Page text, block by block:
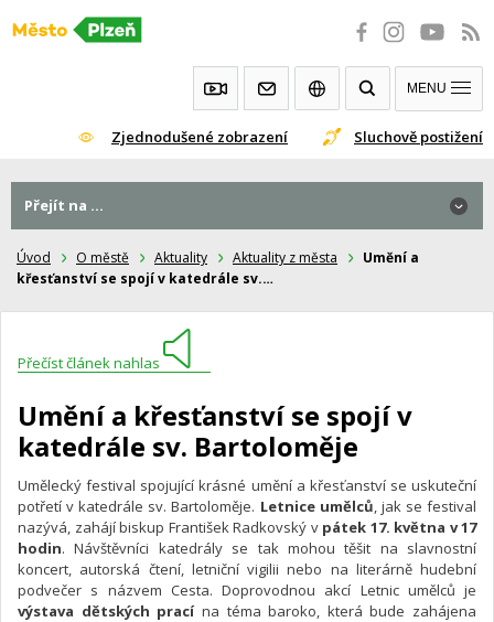
Přeskočit
Zjednodušené zobrazení Sluchově postižení
MENU
Úvod O městě Aktuality Aktuality z města
Umění a
křesťanství se spojí v katedrále sv.…
Přečíst článek nahlas
Umění a křesťanství se spojí v
katedrále sv. Bartoloměje
Umělecký festival spojující krásné umění a křesťanství se uskuteční
potřetí v katedrále sv. Bartoloměje. Letnice umělců, jak se festival
nazývá, zahájí biskup František Radkovský v pátek 17. května v 17
hodin. Návštěvníci katedrály se tak mohou těšit na slavnostní
koncert, autorská čtení, letniční vigilii nebo na literárně hudební
podvečer s názvem Cesta. Doprovodnou akcí Letnic umělců je
výstava dětských pracína téma baroko, která bude zahájena
Přejít na ...